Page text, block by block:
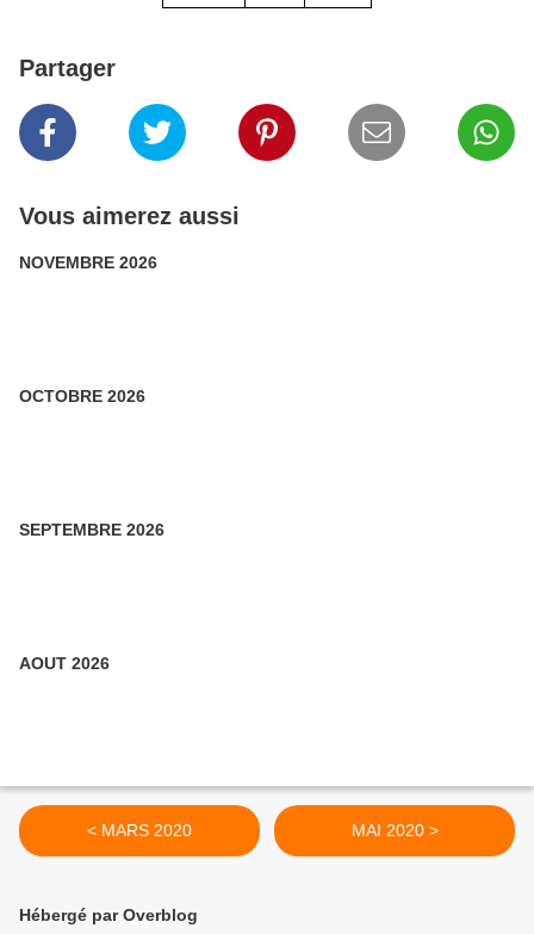
Partager
Vous aimerez aussi
NOVEMBRE 2026
OCTOBRE 2026
SEPTEMBRE 2026
AOUT 2026
< MARS 2020 MAI 2020 >
Hébergé par Overblog